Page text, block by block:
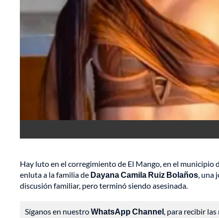
Hay luto en el corregimiento de El Mango, en el municipio
enluta a la familia de Dayana Camila Ruiz Bolaños, una
discusión familiar, pero terminó siendo asesinada.
Síganos en nuestroWhatsApp Channel, para recibir